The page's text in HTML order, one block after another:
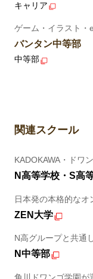
キャリア
ゲーム・イラスト・
バンタン中等部
中等部
関連スクール
KADOKAWA・ドワ
N高等学校・S高
日本発の本格的なオ
ZEN大学
N高グループと共通
N中等部
角川ドワンゴ学園が